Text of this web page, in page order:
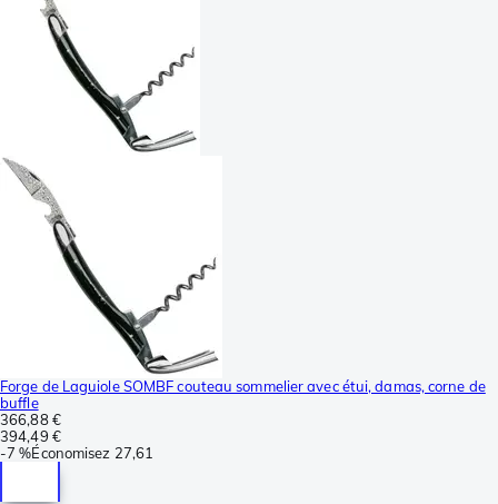
Forge de Laguiole SOMBF couteau sommelier avec étui, damas, corne de
buffle
366,88 €
394,49 €
-7 %Économisez 27,61